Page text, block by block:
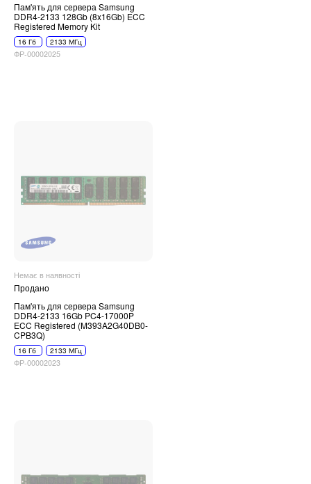
Пам'ять для сервера Samsung
DDR4-2133 128Gb (8x16Gb) ECC
Registered Memory Kit
16 Гб 2133 МГц
ФР-00002025
Немає в наявності
Продано
Пам'ять для сервера Samsung
DDR4-2133 16Gb PC4-17000P
ECC Registered (M393A2G40DB0-
CPB3Q)
16 Гб 2133 МГц
ФР-00002023